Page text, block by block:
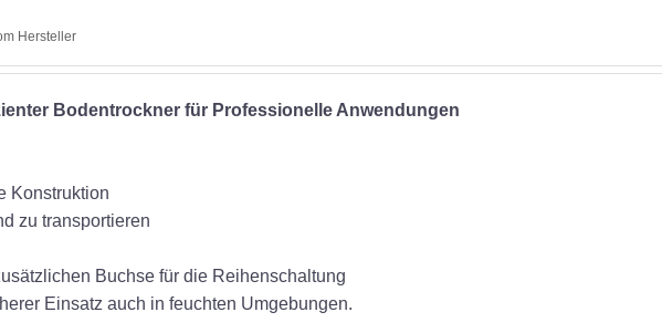
Hersteller
Bodentrockner für Professionelle Anwendungen
Konstruktion
zu transportieren
Buchse für die Reihenschaltung
Einsatz auch in feuchten Umgebungen.